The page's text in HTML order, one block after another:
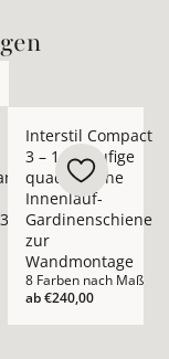
Interstil Compact
3 – 1-/2-läufige
quadratische
Innenlauf-
Gardinenschiene
zur
Wandmontage
8 Farben nach Maß
ab€240,00